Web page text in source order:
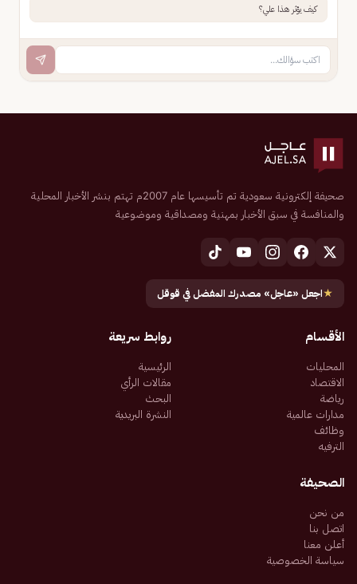
كيف يؤثر هذا علي؟
صحيفة إلكترونية سعودية تم تأسيسها عام 2007م تهتم بنشر الأخبار المحلية
والمنافسة في سبق الأخبار بمهنية ومصداقية وموضوعية
★اجعل «عاجل» مصدرك المفضل في قوقل
الأقسام
المحليات
الاقتصاد
رياضة
مدارات عالمية
وظائف
الترفيه
روابط سريعة
الرئيسية
مقالات الرأي
البحث
النشرة البريدية
الصحيفة
من نحن
اتصل بنا
أعلن معنا
سياسة الخصوصية